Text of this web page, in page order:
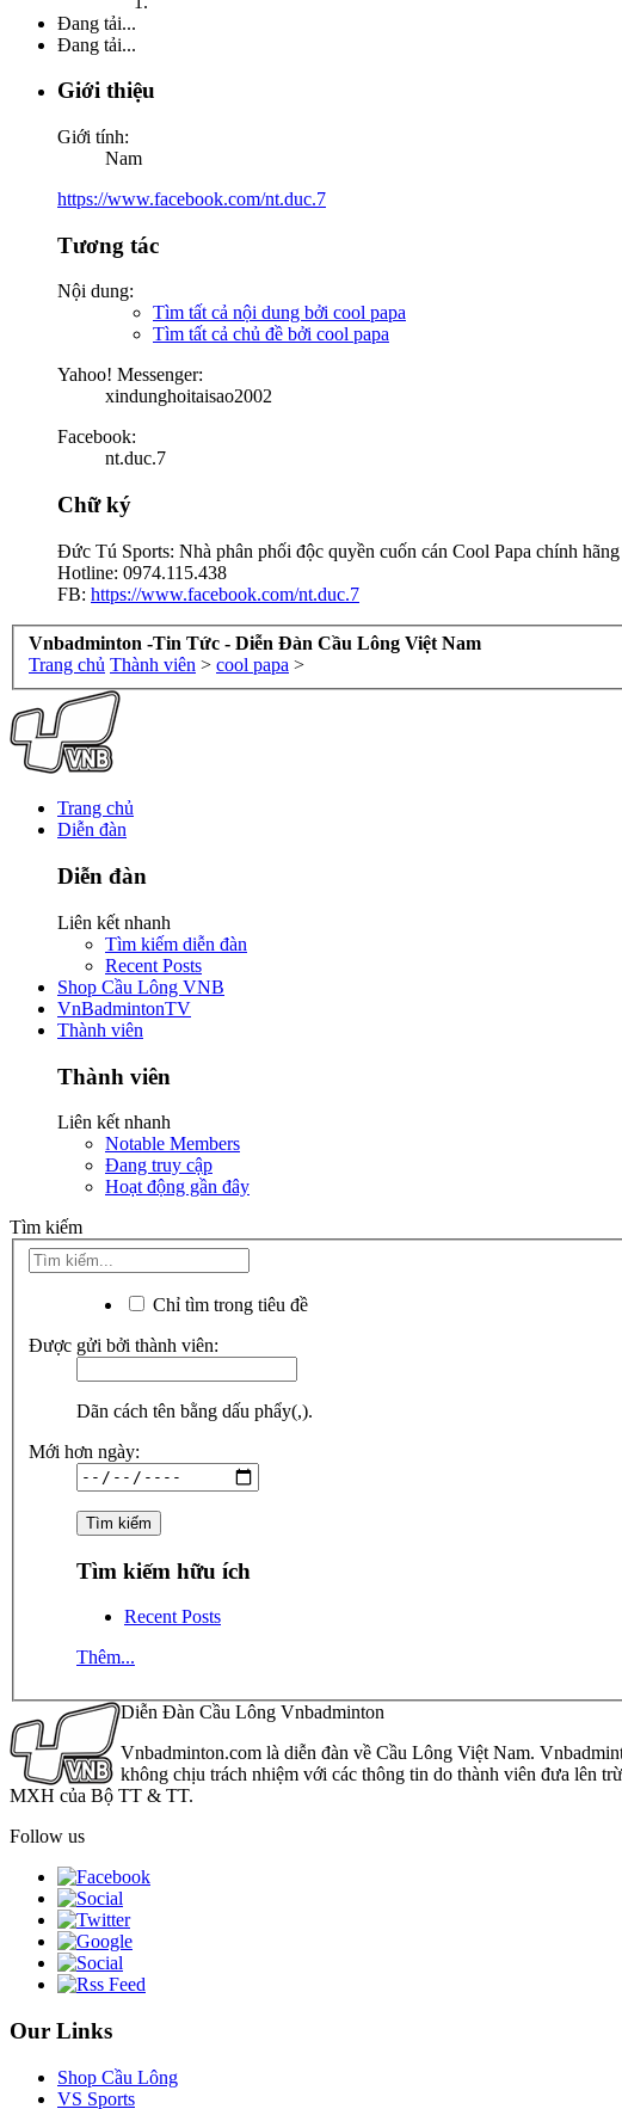
Đang tải...
Đang tải...
Giới thiệu
Giới tính:
Nam
https://www.facebook.com/nt.duc.7
Tương tác
Nội dung:
Tìm tất cả nội dung bởi cool papa
Tìm tất cả chủ đề bởi cool papa
Yahoo! Messenger:
xindunghoitaisao2002
Facebook:
nt.duc.7
Chữ ký
Đức Tú Sports: Nhà phân phối độc quyền cuốn cán Cool Papa chính
Hotline: 0974.115.438
FB: https://www.facebook.com/nt.duc.7
Vnbadminton -Tin Tức - Diễn Đàn Cầu Lông Việt Nam
Trang chủ Thành viên > cool papa >
Trang chủ
Diễn đàn
Diễn đàn
Liên kết nhanh
Tìm kiếm diễn đàn
Recent Posts
Shop Cầu Lông VNB
VnBadmintonTV
Thành viên
Thành viên
Liên kết nhanh
Notable Members
Đang truy cập
Hoạt động gần đây
Tìm kiếm
Chỉ tìm trong tiêu đề
Được gửi bởi thành viên:
Dãn cách tên bằng dấu phẩy(,).
Mới hơn ngày:
Tìm kiếm hữu ích
Recent Posts
Thêm...
Diễn Đàn Cầu Lông Vnbadminton
Vnbadminton.com là diễn đàn về Cầu Lông Việt Nam.
không chịu trách nhiệm với các thông tin do thành viên đưa lên
MXH của Bộ TT & TT.
Follow us
Our Links
Shop Cầu Lông
VS Sports